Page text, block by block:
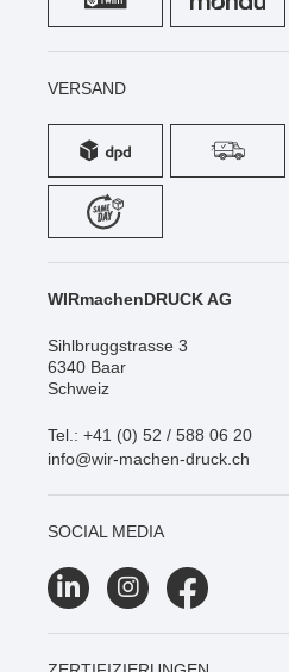
VERSAND
WIRmachenDRUCK AG
Sihlbruggstrasse 3
6340 Baar
Schweiz
Tel.: +41 (0) 52 / 588 06 20
info@wir-machen-druck.ch
SOCIAL MEDIA